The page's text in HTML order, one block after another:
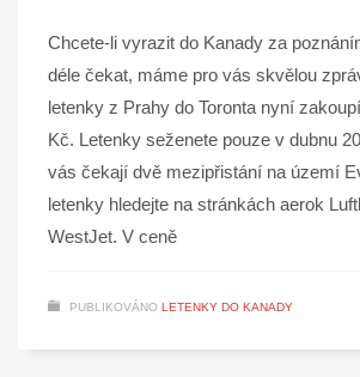
Chcete-li vyrazit do Kanady za
déle čekat, máme pro vás skvělou
letenky z Prahy do Toronta nyní
Kč. Letenky seženete pouze v dubnu
vás čekají dvě mezipřistání na území
letenky hledejte na stránkách aerok
WestJet. V ceně
PUBLIKOVÁNO LETENKY DO KANADY